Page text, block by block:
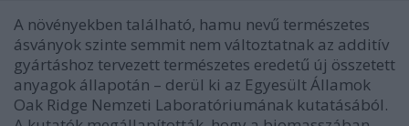
A növényekben található, hamu nevű természetes
ásványok szinte semmit nem változtatnak az additív
gyártáshoz tervezett természetes eredetű új összetett
anyagok állapotán – derül ki az Egyesült Államok
Oak Ridge Nemzeti Laboratóriumának kutatásából.